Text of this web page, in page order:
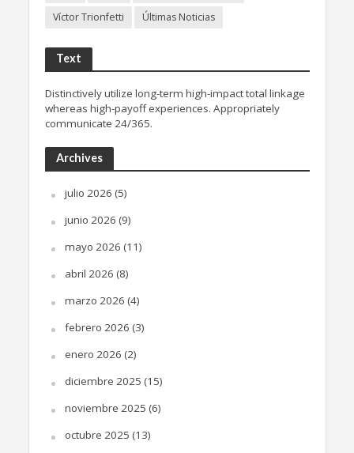
Víctor Trionfetti
Últimas Noticias
Text
Distinctively utilize long-term high-impact total linkage
whereas high-payoff experiences. Appropriately
communicate 24/365.
Archives
julio 2026 (5)
junio 2026 (9)
mayo 2026 (11)
abril 2026 (8)
marzo 2026 (4)
febrero 2026 (3)
enero 2026 (2)
diciembre 2025 (15)
noviembre 2025 (6)
octubre 2025 (13)